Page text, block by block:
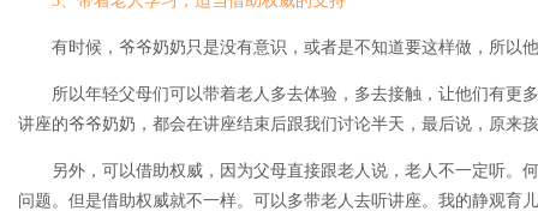
有时候，爷爷奶奶只是没有意识，或者是不知道要这样做，所以
所以年轻父母们可以带着老人多去体验，多去接触，让他们有更
讲座的爷爷奶奶，都会在讲座结束后跟我们讨论半天，最后说，原来
另外，可以借助权威，因为父母直接跟老人说，老人不一定听。
问题。但是借助权威就不一样。可以多带老人去听讲座。我的静观育